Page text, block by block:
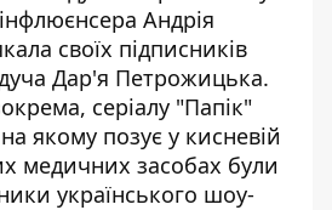
Андрія
своїх підписників
Дар'я Петрожицька.
серіалу "Папік"
якому позує у кисневій
медичних засобах були
українського шоу-